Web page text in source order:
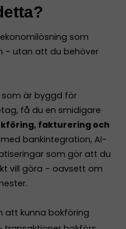
som
– utan att du behöver
som är byggd för
få du en smidigare
fakturering och
bankintegration, AI-
som gör att du
vill göra – oavsett om
att kunna bokföring